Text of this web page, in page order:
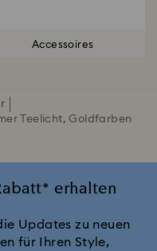
Accessoires
Teelicht, Goldfarben
erhalten
Updates zu neuen
für Ihren Style,